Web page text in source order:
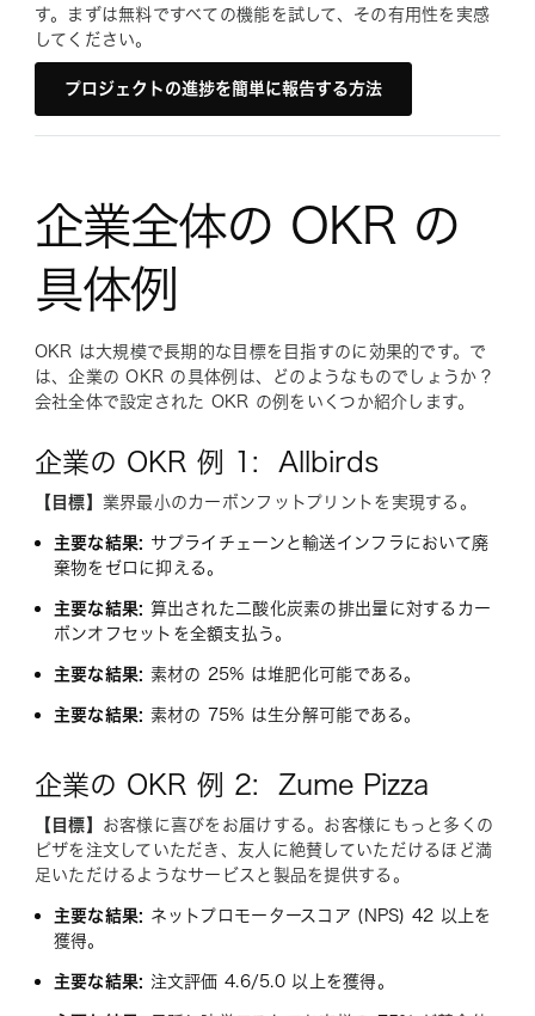
す。まずは無料ですべての機能を試して、その有用性を実感
してください。
プロジェクトの進捗を簡単に報告する方法
企業全体の OKR の
具体例
OKR は大規模で長期的な目標を目指すのに効果的です。で
は、企業の OKR の具体例は、どのようなものでしょうか？
会社全体で設定された OKR の例をいくつか紹介します。
企業の OKR 例 1: Allbirds
【目標】 業界最小のカーボンフットプリントを実現する。
主要な結果: サプライチェーンと輸送インフラにおいて廃
棄物をゼロに抑える。
主要な結果: 算出された二酸化炭素の排出量に対するカー
ボンオフセットを全額支払う。
主要な結果: 素材の 25% は堆肥化可能である。
主要な結果: 素材の 75% は生分解可能である。
企業の OKR 例 2: Zume Pizza
【目標】 お客様に喜びをお届けする。お客様にもっと多くの
ピザを注文していただき、友人に絶賛していただけるほど満
足いただけるようなサービスと製品を提供する。
主要な結果: ネットプロモータースコア (NPS) 42 以上を
獲得。
主要な結果: 注文評価 4.6/5.0 以上を獲得。